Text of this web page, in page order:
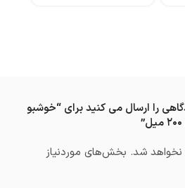
را ارسال می کنید برای “خوشبو
نخواهد شد. بخش‌های موردنیاز